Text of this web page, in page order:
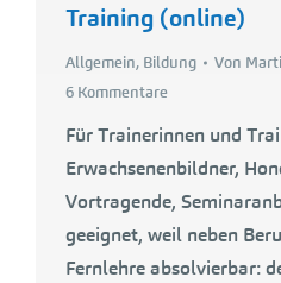
Training (online)
Allgemein, Bildung Von
6 Kommentare
Für Trainerinnen und
Erwachsenenbildner,
Vortragende,
geeignet, weil neben
Fernlehre absolvierbar: